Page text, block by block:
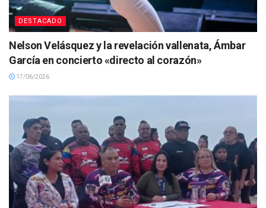
DESTACADO
Nelson Velásquez y la revelación vallenata, Ámbar
García en concierto «directo al corazón»
17/06/2026